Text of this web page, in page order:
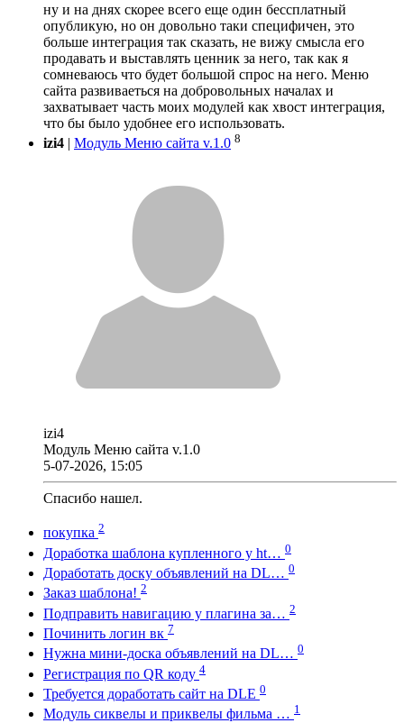
ну и на днях скорее всего еще один бессплатный
опубликую, но он довольно таки специфичен, это
больше интеграция так сказать, не вижу смысла его
продавать и выставлять ценник за него, так как я
сомневаюсь что будет большой спрос на него. Меню
сайта развиваеться на добровольных началах и
захватывает часть моих модулей как хвост интеграция,
что бы было удобнее его использовать.
izi4 | Модуль Меню сайта v.1.0 8
izi4
Модуль Меню сайта v.1.0
5-07-2026, 15:05
Спасибо нашел.
покупка 2
Доработка шаблона купленного у ht… 0
Доработать доску объявлений на DL… 0
Заказ шаблона! 2
Подправить навигацию у плагина за… 2
Починить логин вк 7
Нужна мини-доска объявлений на DL… 0
Регистрация по QR коду 4
Требуется доработать сайт на DLE 0
Модуль сиквелы и приквелы фильма … 1